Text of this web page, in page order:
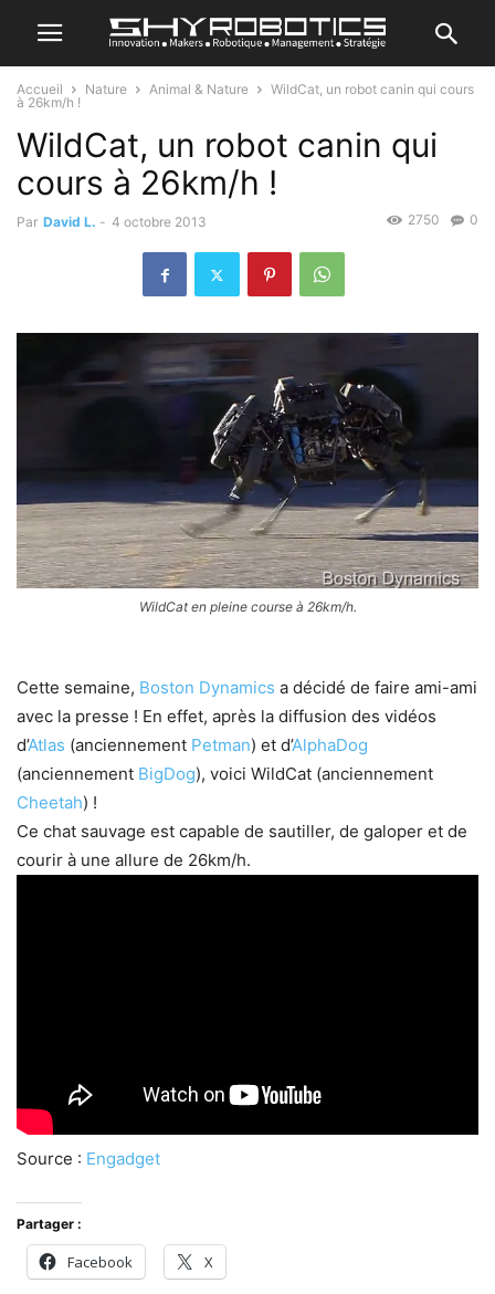
Accueil Nature Animal & Nature
WildCat, un robot canin qui cours
à 26km/h !
WildCat, un robot canin qui
cours à 26km/h !
Par David L. - 4 octobre 2013 0
2750
WildCat en pleine course à 26km/h.
Cette semaine, Boston Dynamics a décidé de faire ami-ami
avec la presse ! En effet, après la diffusion des vidéos
d’Atlas (anciennement Petman) et d’AlphaDog
(anciennement BigDog), voici WildCat (anciennement
Cheetah) !
Ce chat sauvage est capable de sautiller, de galoper et de
courir à une allure de 26km/h.
Source : Engadget
Partager :
Facebook X